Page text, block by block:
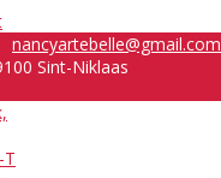
nancyartebelle@gmail.com
Sint-Niklaas